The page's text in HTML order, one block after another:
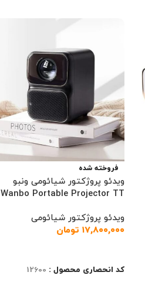
فروخته شده
ویدئو پروژکتور شیائومی ونبو
Wanbo Portable Projector TT
ویدئو پروژکتور شیائومی
۱۷,۸۰۰,۰۰۰ تومان
کد انحصاری محصول : 12600